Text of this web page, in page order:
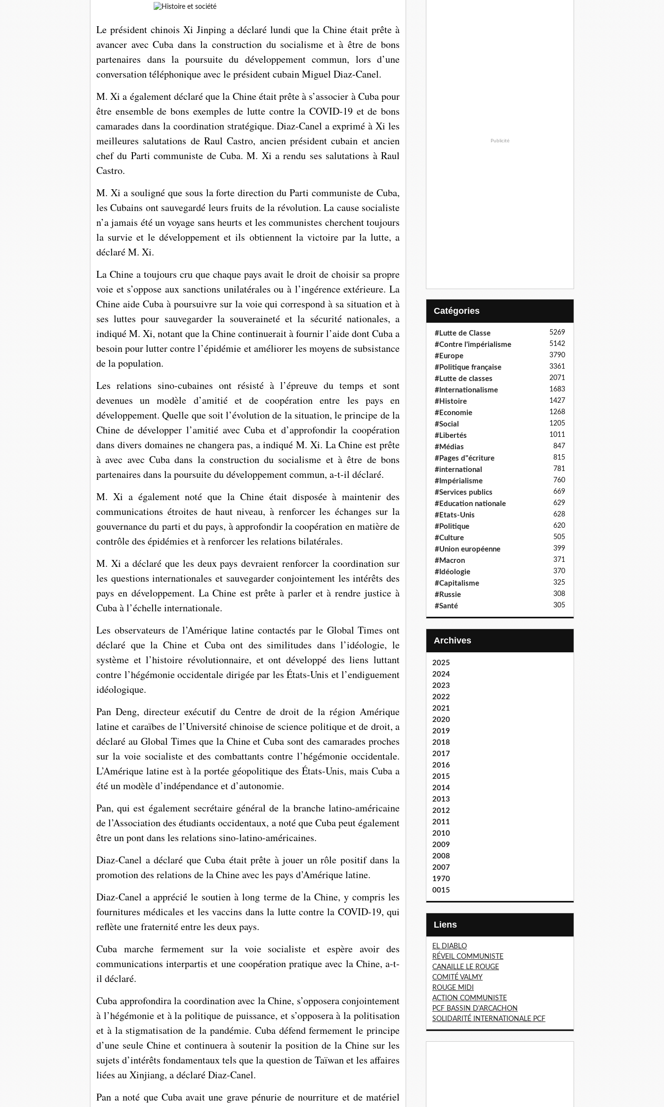
Le président chinois Xi Jinping a déclaré lundi que la Chine était prête à
avancer avec Cuba dans la construction du socialisme et à être de bons
partenaires dans la poursuite du développement commun, lors d’une
conversation téléphonique avec le président cubain Miguel Diaz-Canel.
M. Xi a également déclaré que la Chine était prête à s’associer à Cuba pour
être ensemble de bons exemples de lutte contre la COVID-19 et de bons
camarades dans la coordination stratégique. Diaz-Canel a exprimé à Xi les
meilleures salutations de Raul Castro, ancien président cubain et ancien
chef du Parti communiste de Cuba. M. Xi a rendu ses salutations à Raul
Castro.
M. Xi a souligné que sous la forte direction du Parti communiste de Cuba,
les Cubains ont sauvegardé leurs fruits de la révolution. La cause socialiste
n’a jamais été un voyage sans heurts et les communistes cherchent toujours
la survie et le développement et ils obtiennent la victoire par la lutte, a
déclaré M. Xi.
La Chine a toujours cru que chaque pays avait le droit de choisir sa propre
voie et s’oppose aux sanctions unilatérales ou à l’ingérence extérieure. La
Chine aide Cuba à poursuivre sur la voie qui correspond à sa situation et à
ses luttes pour sauvegarder la souveraineté et la sécurité nationales, a
indiqué M. Xi, notant que la Chine continuerait à fournir l’aide dont Cuba a
besoin pour lutter contre l’épidémie et améliorer les moyens de subsistance
de la population.
Les relations sino-cubaines ont résisté à l’épreuve du temps et sont
devenues un modèle d’amitié et de coopération entre les pays en
développement. Quelle que soit l’évolution de la situation, le principe de la
Chine de développer l’amitié avec Cuba et d’approfondir la coopération
dans divers domaines ne changera pas, a indiqué M. Xi. La Chine est prête
à avec avec Cuba dans la construction du socialisme et à être de bons
partenaires dans la poursuite du développement commun, a-t-il déclaré.
M. Xi a également noté que la Chine était disposée à maintenir des
communications étroites de haut niveau, à renforcer les échanges sur la
gouvernance du parti et du pays, à approfondir la coopération en matière de
contrôle des épidémies et à renforcer les relations bilatérales.
M. Xi a déclaré que les deux pays devraient renforcer la coordination sur
les questions internationales et sauvegarder conjointement les intérêts des
pays en développement. La Chine est prête à parler et à rendre justice à
Cuba à l’échelle internationale.
Les observateurs de l’Amérique latine contactés par le Global Times ont
déclaré que la Chine et Cuba ont des similitudes dans l’idéologie, le
système et l’histoire révolutionnaire, et ont développé des liens luttant
contre l’hégémonie occidentale dirigée par les États-Unis et l’endiguement
idéologique.
Pan Deng, directeur exécutif du Centre de droit de la région Amérique
latine et caraïbes de l’Université chinoise de science politique et de droit, a
déclaré au Global Times que la Chine et Cuba sont des camarades proches
sur la voie socialiste et des combattants contre l’hégémonie occidentale.
L’Amérique latine est à la portée géopolitique des États-Unis, mais Cuba a
été un modèle d’indépendance et d’autonomie.
Pan, qui est également secrétaire général de la branche latino-américaine
de l’Association des étudiants occidentaux, a noté que Cuba peut également
être un pont dans les relations sino-latino-américaines.
Diaz-Canel a déclaré que Cuba était prête à jouer un rôle positif dans la
promotion des relations de la Chine avec les pays d’Amérique latine.
Diaz-Canel a apprécié le soutien à long terme de la Chine, y compris les
fournitures médicales et les vaccins dans la lutte contre la COVID-19, qui
reflète une fraternité entre les deux pays.
Cuba marche fermement sur la voie socialiste et espère avoir des
communications interpartis et une coopération pratique avec la Chine, a-t-
il déclaré.
Cuba approfondira la coordination avec la Chine, s’opposera conjointement
à l’hégémonie et à la politique de puissance, et s’opposera à la politisation
et à la stigmatisation de la pandémie. Cuba défend fermement le principe
d’une seule Chine et continuera à soutenir la position de la Chine sur les
sujets d’intérêts fondamentaux tels que la question de Taïwan et les affaires
liées au Xinjiang, a déclaré Diaz-Canel.
Pan a noté que Cuba avait une grave pénurie de nourriture et de matériel
Publicité
Catégories
#Lutte de Classe 5269
#Contre l'impérialisme 5142
#Europe 3790
#Politique française 3361
#Lutte de classes 2071
#Internationalisme 1683
#Histoire 1427
#Economie 1268
#Social 1205
#Libertés 1011
#Médias 847
#Pages d"écriture 815
#international 781
#Impérialisme 760
#Services publics 669
#Education nationale 629
#Etats-Unis 628
#Politique 620
#Culture 505
#Union européenne 399
#Macron 371
#Idéologie 370
#Capitalisme 325
#Russie 308
#Santé 305
Archives
2025
2024
2023
2022
2021
2020
2019
2018
2017
2016
2015
2014
2013
2012
2011
2010
2009
2008
2007
1970
0015
Liens
EL DIABLO
RÉVEIL COMMUNISTE
CANAILLE LE ROUGE
COMITÉ VALMY
ROUGE MIDI
ACTION COMMUNISTE
PCF BASSIN D'ARCACHON
SOLIDARITÉ INTERNATIONALE PCF